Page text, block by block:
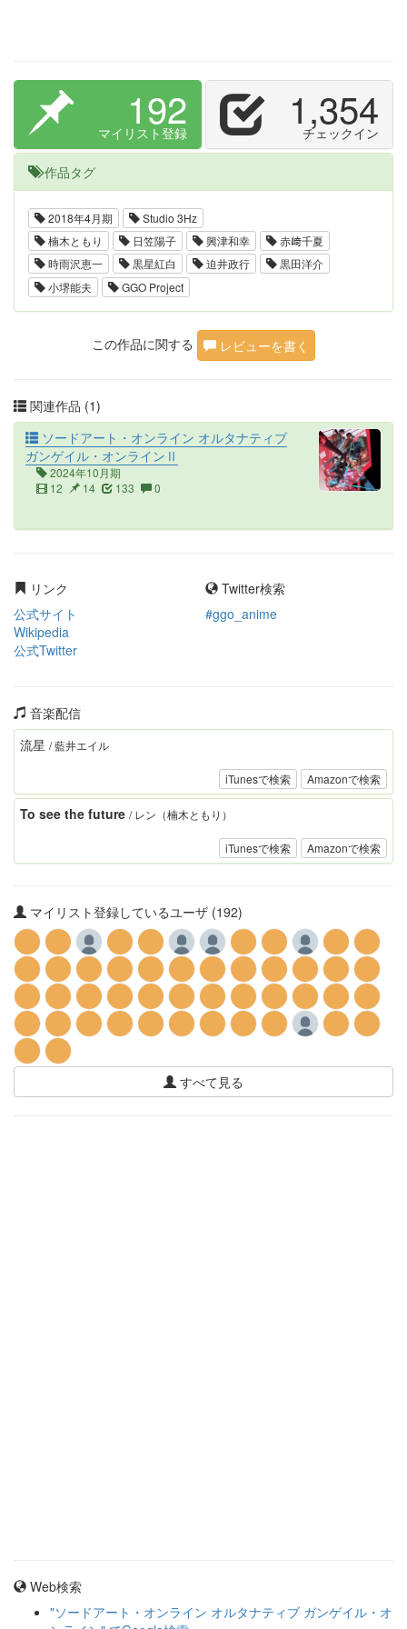
192
マイリスト登録 1,354
チェックイン
作品タグ
2018年4月期
Studio 3Hz
楠木ともり
日笠陽子 興津和幸
赤﨑千夏
時雨沢恵一
黒星紅白 迫井政行
黒田洋介
小堺能夫
GGO Project
この作品に関する レビューを書く
関連作品 (1)
ソードアート・オンライン オルタナティブ
ガンゲイル・オンラインⅡ
2024年10月期
12
14 133 0
リンク
公式サイト
Wikipedia
公式Twitter
Twitter検索
#ggo_anime
音楽配信
iTunesで検索 Amazonで検索
流星 / 藍井エイル
iTunesで検索 Amazonで検索
To see the future / レン（楠木ともり）
マイリスト登録しているユーザ (192)
すべて見る
Web検索
"ソードアート・オンライン オルタナティブ ガンゲイル・オ